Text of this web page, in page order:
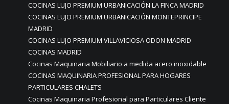
COCINAS LUJO PREMIUM URBANICACIÓN LA FINCA MADRID
COCINAS LUJO PREMIUM URBANICACIÓN MONTEPRINCIPE
MADRID
COCINAS LUJO PREMIUM VILLAVICIOSA ODON MADRID
COCINAS MADRID
Cocinas Maquinaria Mobiliario a medida acero inoxidable
COCINAS MAQUINARIA PROFESIONAL PARA HOGARES
PARTICULARES CHALETS
Cocinas Maquinaria Profesional para Particulares Cliente